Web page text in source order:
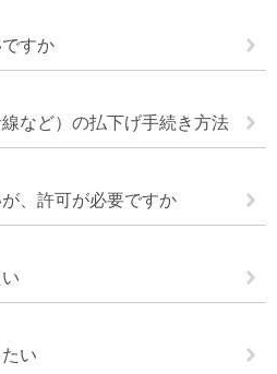
すか
など）の払下げ手続き方法
、許可が必要ですか
い